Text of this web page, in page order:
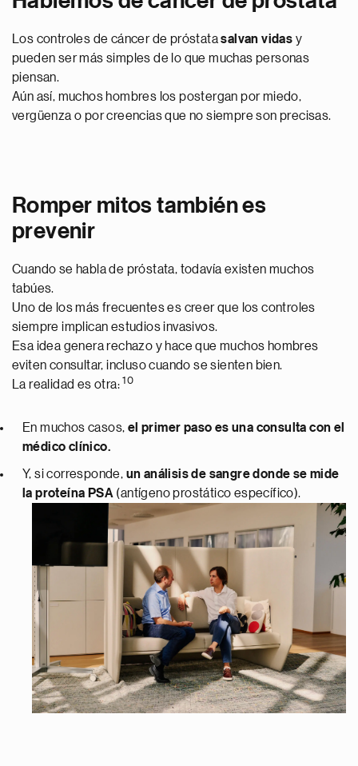
Los controles de cáncer de próstatasalvan vidas y
pueden ser más simples de lo que muchas personas
piensan.
Aún así, muchos hombres los postergan por miedo,
vergüenza o por creencias que no siempre son precisas.
Romper mitos también es
prevenir
Cuando se habla de próstata, todavía existen muchos
tabúes.
Uno de los más frecuentes es creer que los controles
siempre implican estudios invasivos.
Esa idea genera rechazo y hace que muchos hombres
eviten consultar, incluso cuando se sienten bien.
La realidad es otra: 10
En muchos casos, el primer paso es una consulta con el
médico clínico.
Y, si corresponde, un análisis de sangre donde se mide
la proteína PSA (antígeno prostático específico).